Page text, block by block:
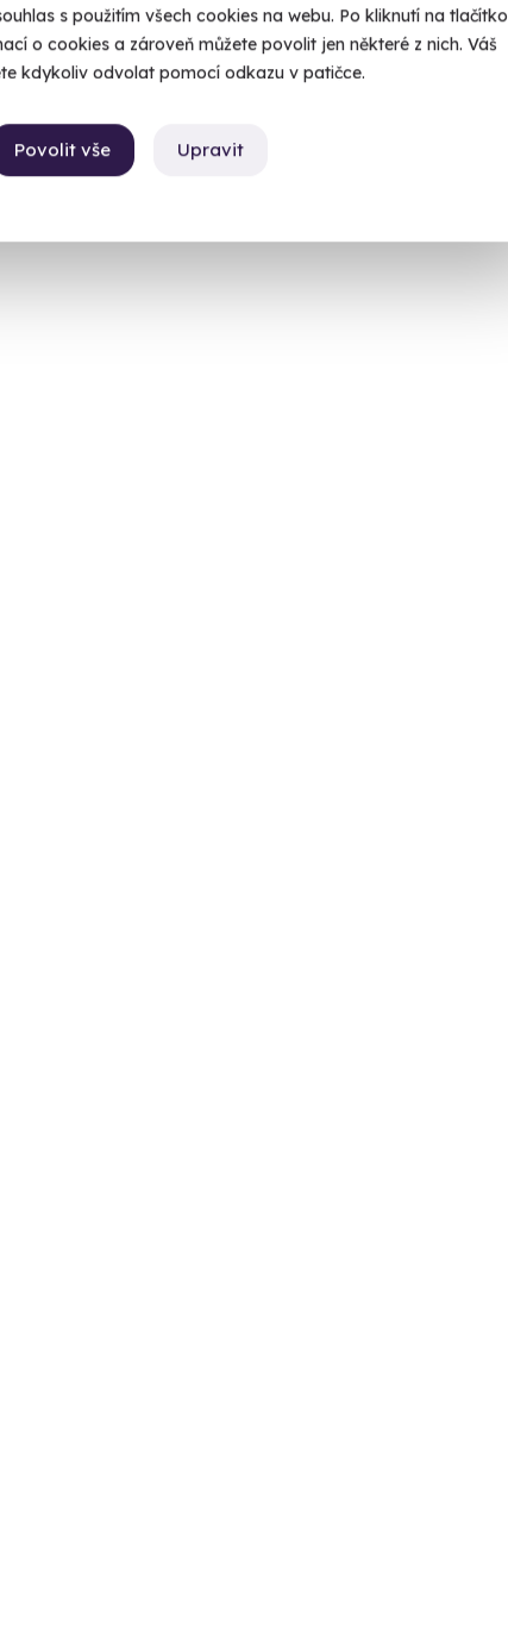
s použitím všech cookies na webu. Po kliknutí na tlačítko
o cookies a zároveň můžete povolit jen některé z nich. Váš
kdykoliv odvolat pomocí odkazu v patičce.
Upravit
Povolit vše